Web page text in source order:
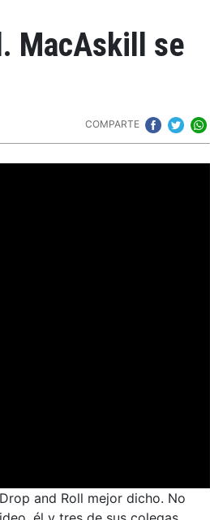
MacAskill se
COMPARTE
and Roll mejor dicho. No